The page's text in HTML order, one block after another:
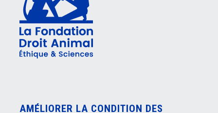
AMÉLIORER LA CONDITION DES